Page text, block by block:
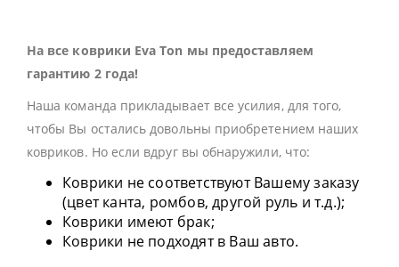
На все коврики Eva Ton мы предоставляем
гарантию 2 года!
Наша команда прикладывает все усилия, для того,
чтобы Вы остались довольны приобретением наших
ковриков. Но если вдруг вы обнаружили, что:
Коврики не соответствуют Вашему заказу
(цвет канта, ромбов, другой руль и т.д.);
Коврики имеют брак;
Коврики не подходят в Ваш авто.